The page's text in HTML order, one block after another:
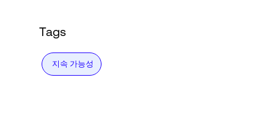
Tags
지속 가능성